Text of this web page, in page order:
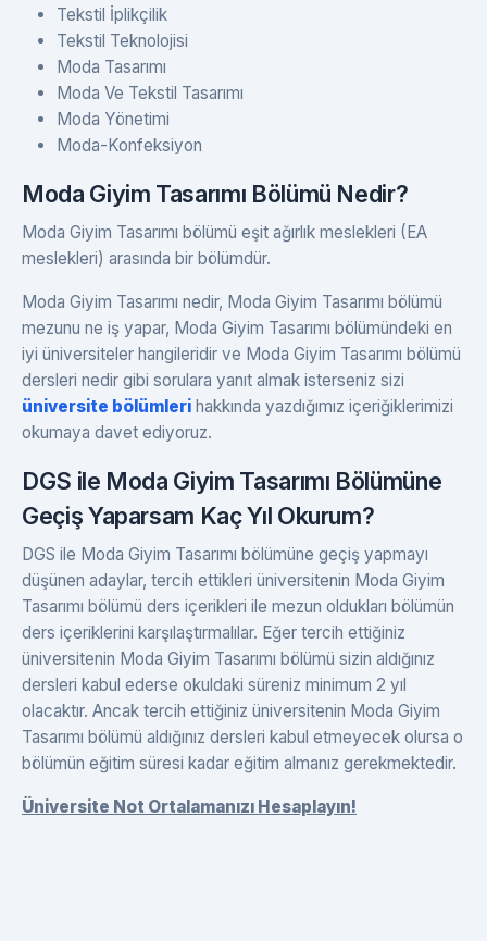
Tekstil İplikçilik
Tekstil Teknolojisi
Moda Tasarımı
Moda Ve Tekstil Tasarımı
Moda Yönetimi
Moda-Konfeksiyon
Moda Giyim Tasarımı Bölümü Nedir?
Moda Giyim Tasarımı bölümü eşit ağırlık meslekleri (EA
meslekleri) arasında bir bölümdür.
Moda Giyim Tasarımı nedir, Moda Giyim Tasarımı bölümü
mezunu ne iş yapar, Moda Giyim Tasarımı bölümündeki en
iyi üniversiteler hangileridir ve Moda Giyim Tasarımı bölümü
dersleri nedir gibi sorulara yanıt almak isterseniz sizi
üniversite bölümleri hakkında yazdığımız içeriğiklerimizi
okumaya davet ediyoruz.
DGS ile Moda Giyim Tasarımı Bölümüne
Geçiş Yaparsam Kaç Yıl Okurum?
DGS ile Moda Giyim Tasarımı bölümüne geçiş yapmayı
düşünen adaylar, tercih ettikleri üniversitenin Moda Giyim
Tasarımı bölümü ders içerikleri ile mezun oldukları bölümün
ders içeriklerini karşılaştırmalılar. Eğer tercih ettiğiniz
üniversitenin Moda Giyim Tasarımı bölümü sizin aldığınız
dersleri kabul ederse okuldaki süreniz minimum 2 yıl
olacaktır. Ancak tercih ettiğiniz üniversitenin Moda Giyim
Tasarımı bölümü aldığınız dersleri kabul etmeyecek olursa o
bölümün eğitim süresi kadar eğitim almanız gerekmektedir.
Üniversite Not Ortalamanızı Hesaplayın!